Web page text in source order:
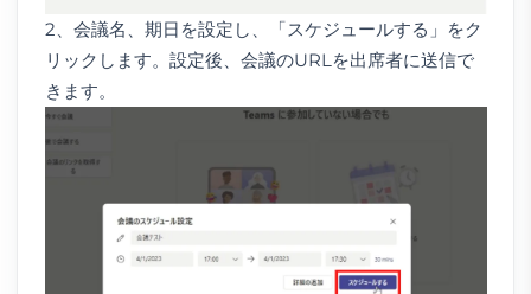
2、会議名、期日を設定し、「スケジュールする」をク
リックします。設定後、会議のURLを出席者に送信で
きます。